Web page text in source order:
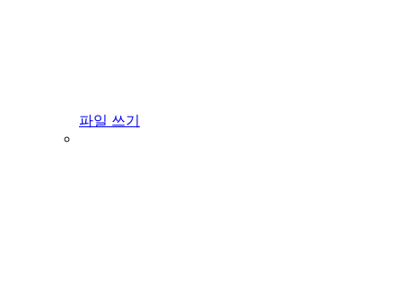
파일 쓰기